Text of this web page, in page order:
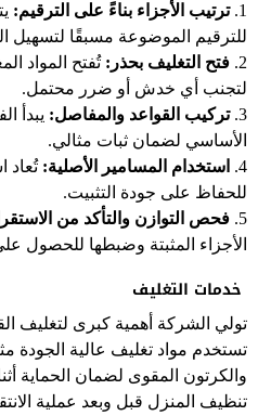
1. ترتيب الأجزاء بناءً على الترقيم:
للترقيم الموضوعة مسبقًا لتسهيل
2. فتح التغليف بحذر: تُفتح المواد
لتجنب أي خدش أو ضرر محتمل.
3. تركيب القواعد والمفاصل: يبدأ
الأساسي لضمان ثبات مثالي.
4.
استخدام المسامير الأصلية: تُعاد
للحفاظ على جودة التثبيت.
5. فحص التوازن والتأكد من
الأجزاء المثبتة وضبطها للحصول
خدمات التغليف
تولي الشركة أهمية كبرى لتغليف
تستخدم مواد تغليف عالية الجودة
والكرتون المقوى لضمان الحماية
تنظيف المنزل قبل وبعد عملية